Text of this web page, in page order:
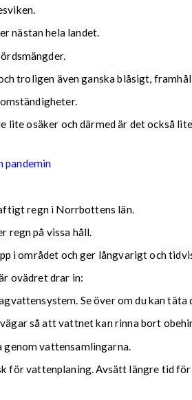
nästan hela landet.
troligen även ganska blåsigt,
osäker och därmed är det också
pandemin
regn i Norrbottens län.
regn på vissa håll.
i området och ger långvarigt och
ovädret drar in:
Se över om du kan
så att vattnet kan rinna bort
genom vattensamlingarna.
för vattenplaning. Avsätt längre tid